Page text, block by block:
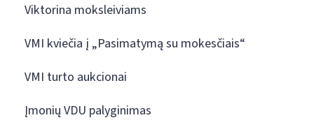
Viktorina moksleiviams
VMI kviečia į „Pasimatymą su mokesčiais“
VMI turto aukcionai
Įmonių VDU palyginimas